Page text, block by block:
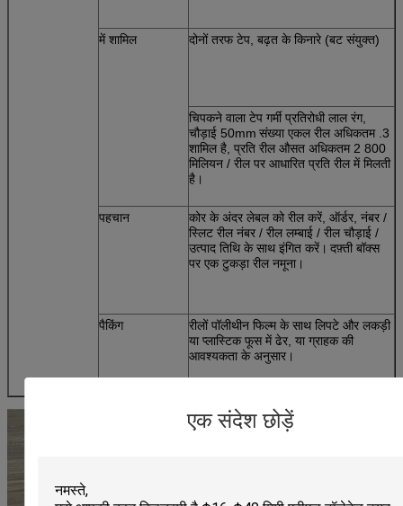
एक संदेश छोड़ें
में शामिल दोनों तरफ टेप, बढ़त के किनारे (बट संयुक्त)
चिपकने वाला टेप गर्मी प्रतिरोधी लाल रंग,
चौड़ाई 50mm संख्या एकल रील अधिकतम .3
शामिल है, प्रति रील औसत अधिकतम 2 800
मिलियन / रील पर आधारित प्रति रील में मिलती
है।
पहचान
कोर के अंदर लेबल को रील करें, ऑर्डर, नंबर /
स्लिट रील नंबर / रील लम्बाई / रील चौड़ाई /
उत्पाद तिथि के साथ इंगित करें। दफ़्ती बॉक्स
पर एक टुकड़ा रील नमूना।
पैकिंग
रीलों पॉलीथीन फिल्म के साथ लिपटे और लकड़ी
या प्लास्टिक फूस में ढेर, या ग्राहक की
आवश्यकता के अनुसार।